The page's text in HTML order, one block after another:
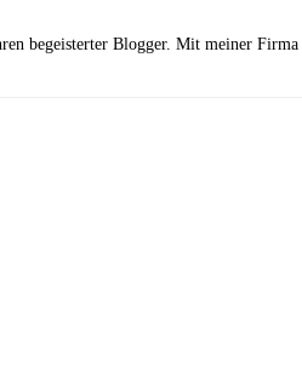
begeisterter Blogger. Mit meiner Firma